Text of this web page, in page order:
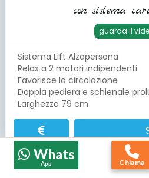
con sistema
guarda il
Sistema Lift Alzapersona
Relax a 2 motori indipendenti
Favorisce la circolazione
Doppia pediera e schienale
Larghezza 79 cm
dove posso
Whats
App Chiama